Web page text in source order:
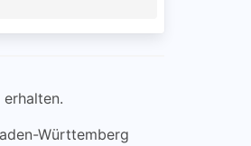
erhalten.
Württemberg